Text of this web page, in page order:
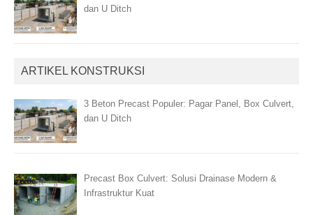
dan U Ditch
ARTIKEL KONSTRUKSI
3 Beton Precast Populer: Pagar Panel, Box Culvert,
dan U Ditch
Precast Box Culvert: Solusi Drainase Modern &
Infrastruktur Kuat